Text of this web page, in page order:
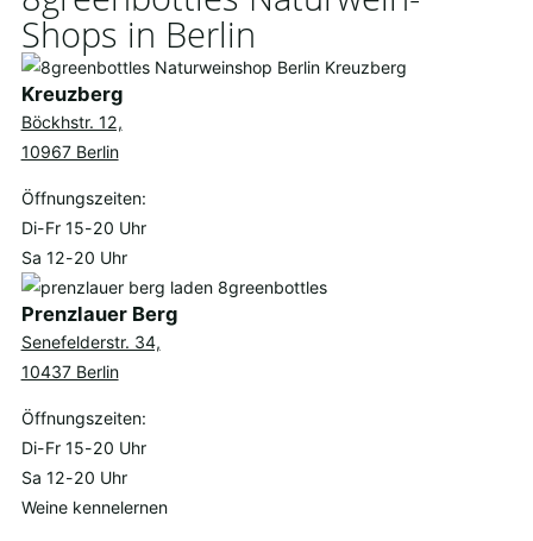
Shops in Berlin
Kreuzberg
Böckhstr. 12,
10967 Berlin
Öffnungszeiten:
Di-Fr 15-20 Uhr
Sa 12-20 Uhr
Prenzlauer Berg
Senefelderstr. 34,
10437 Berlin
Öffnungszeiten:
Di-Fr 15-20 Uhr
Sa 12-20 Uhr
Weine kennelernen